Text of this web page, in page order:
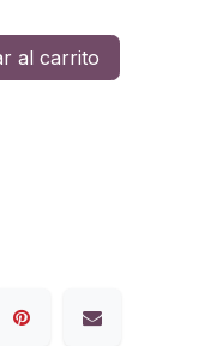
al carrito